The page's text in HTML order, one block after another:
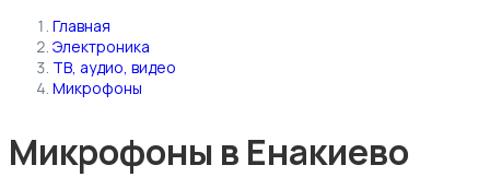
Главная
Электроника
ТВ, аудио, видео
Микрофоны
Микрофоны в Енакиево